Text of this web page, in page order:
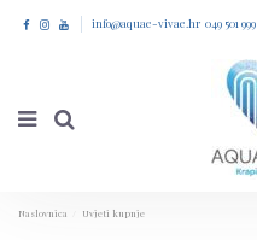
info@aquae-vivae.hr 049 501 999
Naslovnica Uvjeti kupnje